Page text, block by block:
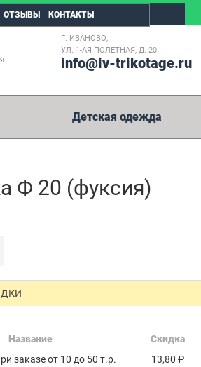
ОТЗЫВЫ КОНТАКТЫ
Г. ИВАНОВО,
УЛ. 1-АЯ ПОЛЕТНАЯ, Д. 20
info@iv-trikotage.ru
Детская одежда
Ф 20 (фуксия)
Название Скидка
заказе от 10 до 50 т.р.
13,80 ₽
рублей
вместе с
компаниями: